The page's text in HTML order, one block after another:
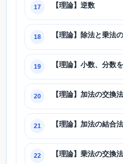
17 【理論】逆数
18 【理論】除法と乗法
19 【理論】小数、分数
20 【理論】加法の交換
21 【理論】加法の結合
22 【理論】乗法の交換